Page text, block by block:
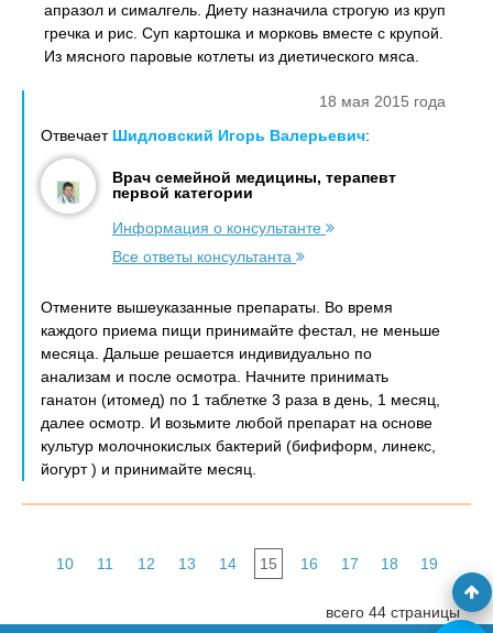
апразол и сималгель. Диету назначила строгую из круп
гречка и рис. Суп картошка и морковь вместе с крупой.
Из мясного паровые котлеты из диетического мяса.
18 мая 2015 года
Отвечает Шидловский Игорь Валерьевич:
Врач семейной медицины, терапевт
первой категории
Информация о консультанте
Все ответы консультанта
Отмените вышеуказанные препараты. Во время
каждого приема пищи принимайте фестал, не меньше
месяца. Дальше решается индивидуально по
анализам и после осмотра. Начните принимать
ганатон (итомед) по 1 таблетке 3 раза в день, 1 месяц,
далее осмотр. И возьмите любой препарат на основе
культур молочнокислых бактерий (бифиформ, линекс,
йогурт ) и принимайте месяц.
10 11 12 13 14 15 16 17 18 19
всего 44 страницы